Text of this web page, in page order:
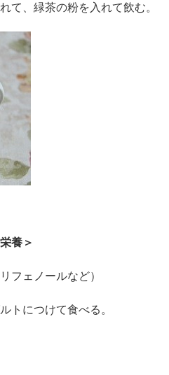
て、緑茶の粉を入れて飲む。
養＞
フェノールなど）
トにつけて食べる。